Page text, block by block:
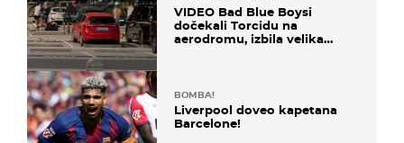
VIDEO Bad Blue Boysi
dočekali Torcidu na
aerodromu, izbila velika
BOMBA!
Liverpool doveo kapetana
Barcelone!